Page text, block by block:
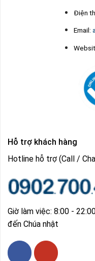
Điện
Email:
Hỗ trợ khách hàng
Hotline hỗ trợ (Call /
Giờ làm việc: 8:00 -
đến Chúa nhật